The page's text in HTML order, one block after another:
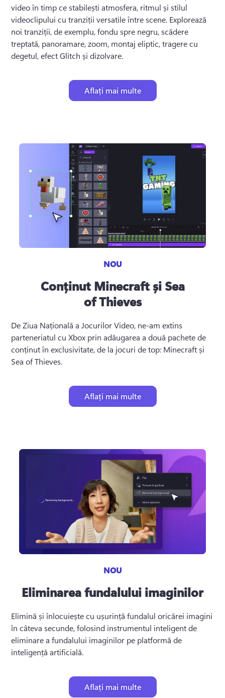
video în timp ce stabilești atmosfera, ritmul și stilul
videoclipului cu tranziții versatile între scene. Explorează
noi tranziții, de exemplu, fondu spre negru, scădere
treptată, panoramare, zoom, montaj eliptic, tragere cu
degetul, efect Glitch și dizolvare.
Aflați mai multe
NOU
Conținut Minecraft și Sea
of Thieves
De Ziua Națională a Jocurilor Video, ne-am extins
parteneriatul cu Xbox prin adăugarea a două pachete de
conținut în exclusivitate, de la jocuri de top: Minecraft și
Sea of Thieves.
Aflați mai multe
NOU
Eliminarea fundalului imaginilor
Elimină și înlocuiește cu ușurință fundalul oricărei imagini
în câteva secunde, folosind instrumentul inteligent de
eliminare a fundalului imaginilor pe platformă de
inteligență artificială.
Aflați mai multe